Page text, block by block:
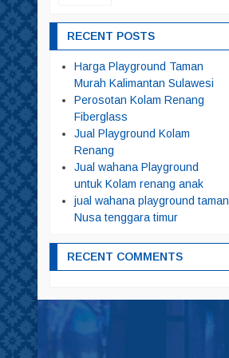
RECENT POSTS
Harga Playground Taman
Murah Kalimantan Sulawesi
Perosotan Kolam Renang
Fiberglass
Jual Playground Kolam
Renang
Jual wahana Playground
untuk Kolam renang anak
jual wahana playground taman
Nusa tenggara timur
RECENT COMMENTS